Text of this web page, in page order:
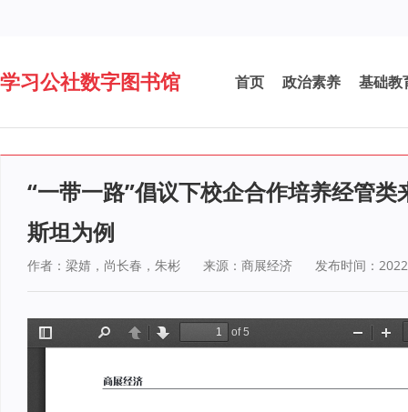
学习公社数字图书馆 首页 政治素养 基础教
“一带一路”倡议下校企合作培养经管
斯坦为例
作者：梁婧，尚长春，朱彬 来源：商展经济 发布时间：